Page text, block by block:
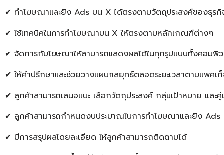
✔ ทำโฆษณาและยิง Ads บน X ได้ตรงตามวัตถุประสงค์ของธุรกิ
✔ ใช้เทคนิคในการทำโฆษณาบน X ให้ตรงตามหลักเกณฑ์ต่างๆ
✔ จัดการกับโฆษณาให้สามารถแสดงผลได้ในทุกรูปแบบทั้งคอมพิ
✔ ให้คำปรึกษาและช่วยวางแผนกลยุทธ์ตลอดระยะเวลาตามแพคเ
✔ ลูกค้าสามารถเสนอแนะ เลือกวัตถุประสงค์ กลุ่มเป้าหมาย และ
✔ ลูกค้าสามารถกำหนดงบประมาณในการทำโฆษณาและยิง Ads
✔ มีการสรุปผลโดยละเอียด ให้ลูกค้าสามารถติดตามได้